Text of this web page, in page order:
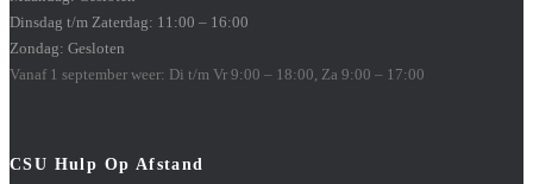
Dinsdag t/m Zaterdag: 11:00 – 16:00
Zondag: Gesloten
Vanaf 1 september weer: Di t/m Vr 9:00 – 18:00, Za 9:00 – 17:00
CSU Hulp Op Afstand